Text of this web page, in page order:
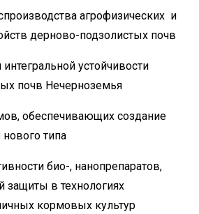
агрофизических и
дерново-подзолистых почв
устойчивости
почв Нечерноземья
обеспечивающих создание
типа
био-, нанопрепаратов,
защиты в технологиях
кормовых культур